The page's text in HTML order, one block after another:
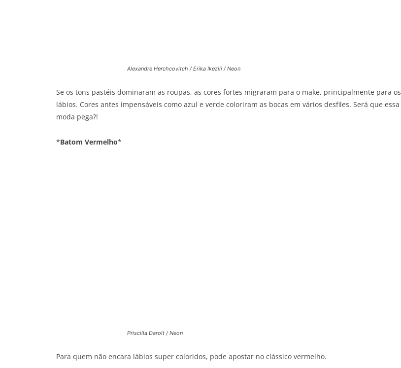
Alexandre Herchcovitch / Erika Ikezili / Neon
Se os tons pastéis dominaram as roupas, as cores fortes migraram para o make, principalmente para os
lábios. Cores antes impensáveis como azul e verde coloriram as bocas em vários desfiles. Será que essa
moda pega?!
*Batom Vermelho*
Priscilla Darolt / Neon
Para quem não encara lábios super coloridos, pode apostar no clássico vermelho.